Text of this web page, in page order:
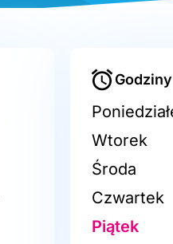
Wtorek
Środa
Czwartek
Piątek